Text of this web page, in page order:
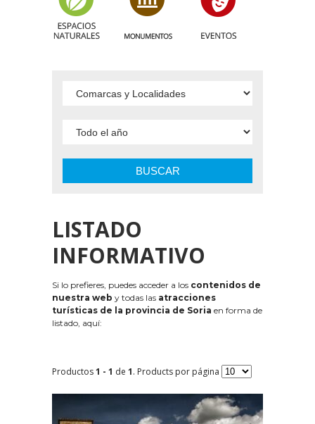
BUSCAR
LISTADO
INFORMATIVO
Si lo prefieres, puedes acceder a los contenidos de
nuestra web y todas las atracciones
turísticas de la provincia de Soria en forma de
listado, aquí:
Productos1 - 1 de 1. Products por página